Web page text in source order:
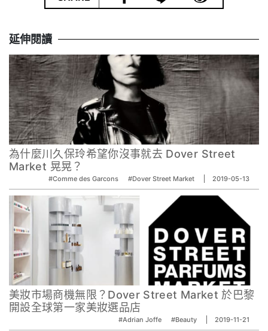
延伸閱讀
為什麼川久保玲希望你沒事就去 Dover Street
Market 晃晃？
#Comme des Garcons #Dover Street Market 2019-05-13
美妝市場商機無限？Dover Street Market 於巴黎
開設全球第一家美妝選品店
#Adrian Joffe #Beauty 2019-11-21